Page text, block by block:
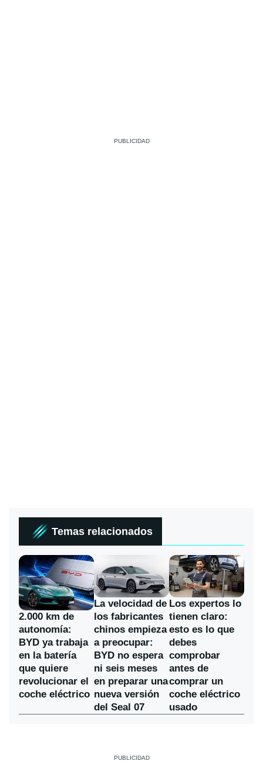
Temas relacionados
2.000 km de
autonomía:
BYD ya trabaja
en la batería
que quiere
revolucionar el
coche eléctrico
La velocidad de
los fabricantes
chinos empieza
a preocupar:
BYD no espera
ni seis meses
en preparar una
nueva versión
del Seal 07
Los expertos lo
tienen claro:
esto es lo que
debes
comprobar
antes de
comprar un
coche eléctrico
usado